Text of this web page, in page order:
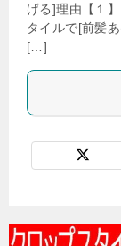
げる]理由【１
タイルで[前髪
[…]